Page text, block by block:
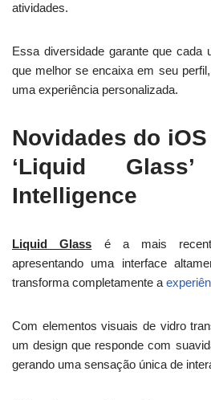
atividades.
Essa diversidade garante que cada
que melhor se encaixa em seu
uma experiência personalizada.
Novidades do
‘Liquid
Intelligence
Liquid Glass é a mais
apresentando uma interface
transforma completamente a
Com elementos visuais de vidro
um design que responde com
gerando uma sensação única de